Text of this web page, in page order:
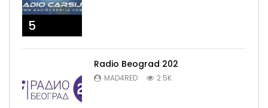
5
Radio Beograd 202
MAD4RED 2.5K